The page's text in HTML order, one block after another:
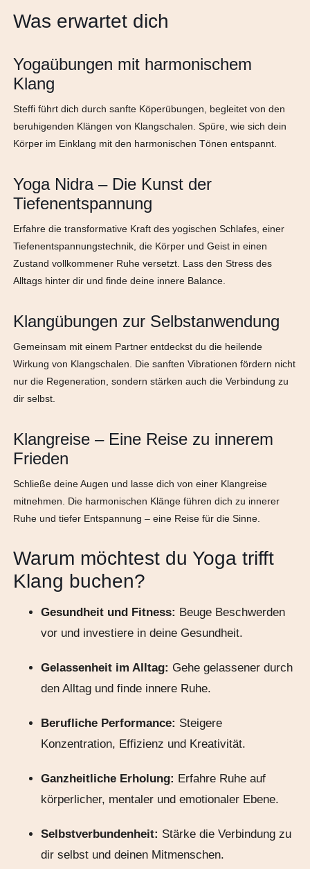
Was erwartet dich
Yogaübungen mit harmonischem
Klang
Steffi führt dich durch sanfte Köperübungen, begleitet von den
beruhigenden Klängen von Klangschalen. Spüre, wie sich dein
Körper im Einklang mit den harmonischen Tönen entspannt.
Yoga Nidra – Die Kunst der
Tiefenentspannung
Erfahre die transformative Kraft des yogischen Schlafes, einer
Tiefenentspannungstechnik, die Körper und Geist in einen
Zustand vollkommener Ruhe versetzt. Lass den Stress des
Alltags hinter dir und finde deine innere Balance.
Klangübungen zur Selbstanwendung
Gemeinsam mit einem Partner entdeckst du die heilende
Wirkung von Klangschalen. Die sanften Vibrationen fördern nicht
nur die Regeneration, sondern stärken auch die Verbindung zu
dir selbst.
Klangreise – Eine Reise zu innerem
Frieden
Schließe deine Augen und lasse dich von einer Klangreise
mitnehmen. Die harmonischen Klänge führen dich zu innerer
Ruhe und tiefer Entspannung – eine Reise für die Sinne.
Warum möchtest du Yoga trifft
Klang buchen?
Gesundheit und Fitness: Beuge Beschwerden
vor und investiere in deine Gesundheit.
Gelassenheit im Alltag: Gehe gelassener durch
den Alltag und finde innere Ruhe.
Berufliche Performance: Steigere
Konzentration, Effizienz und Kreativität.
Ganzheitliche Erholung: Erfahre Ruhe auf
körperlicher, mentaler und emotionaler Ebene.
Selbstverbundenheit: Stärke die Verbindung zu
dir selbst und deinen Mitmenschen.